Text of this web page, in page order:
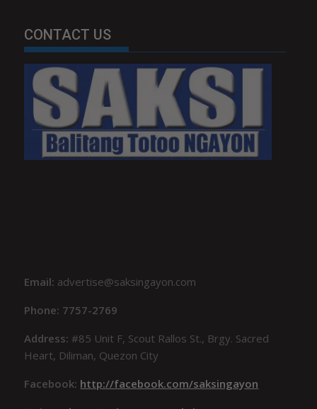
CONTACT US
Email: advertise@saksingayon.com
Phone: 7757-2769
Address:#85 Unit F, Scout Rallos St., Brgy. Sacred
Heart, Diliman, Quezon City
Facebook: http://facebook.com/saksingayon